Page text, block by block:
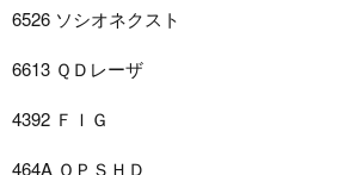
6526 ソシオネクスト
6613 ＱＤレーザ
4392 ＦＩＧ
464A ＱＰＳＨＤ